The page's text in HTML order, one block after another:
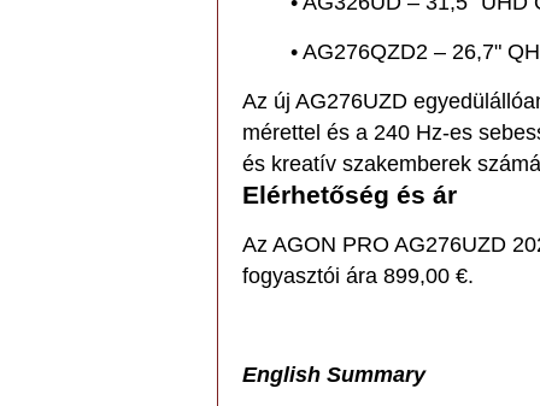
• AG276QZD2 – 26,7"
Az új AG276UZD
mérettel és a 240 Hz-es
és kreatív szakemberek
Elérhetőség és ár
Az AGON PRO AG276UZD
fogyasztói ára 899,00 €.
English Summary